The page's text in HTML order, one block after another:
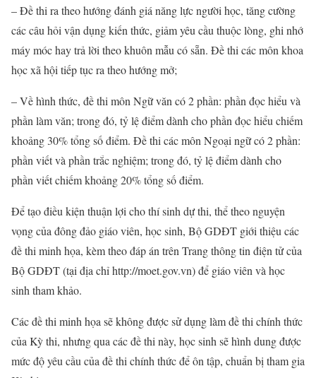
– Đề thi ra theo hướng đánh giá năng lực người học, tăng cường
các câu hỏi vận dụng kiến thức, giảm yêu cầu thuộc lòng, ghi nhớ
máy móc hay trả lời theo khuôn mẫu có sẵn. Đề thi các môn khoa
học xã hội tiếp tục ra theo hướng mở;
– Về hình thức, đề thi môn Ngữ văn có 2 phần: phần đọc hiểu và
phần làm văn; trong đó, tỷ lệ điểm dành cho phần đọc hiểu chiếm
khoảng 30% tổng số điểm. Đề thi các môn Ngoại ngữ có 2 phần:
phần viết và phần trắc nghiệm; trong đó, tỷ lệ điểm dành cho
phần viết chiếm khoảng 20% tổng số điểm.
Để tạo điều kiện thuận lợi cho thí sinh dự thi, thể theo nguyện
vọng của đông đảo giáo viên, học sinh, Bộ GDĐT giới thiệu các
đề thi minh họa, kèm theo đáp án trên Trang thông tin điện tử của
Bộ GDĐT (tại địa chỉ http://moet.gov.vn) để giáo viên và học
sinh tham khảo.
Các đề thi minh họa sẽ không được sử dụng làm đề thi chính thức
của Kỳ thi, nhưng qua các đề thi này, học sinh sẽ hình dung được
mức độ yêu cầu của đề thi chính thức để ôn tập, chuẩn bị tham gia